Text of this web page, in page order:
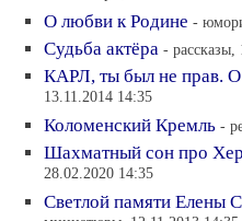
О любви к Родине -
Судьба актёра - рассказы,
КАРЛ, ты был не прав. О
13.11.2014 14:35
Коломенский Кремль -
Шахматный сон про
28.02.2020 14:35
Светлой памяти Елены